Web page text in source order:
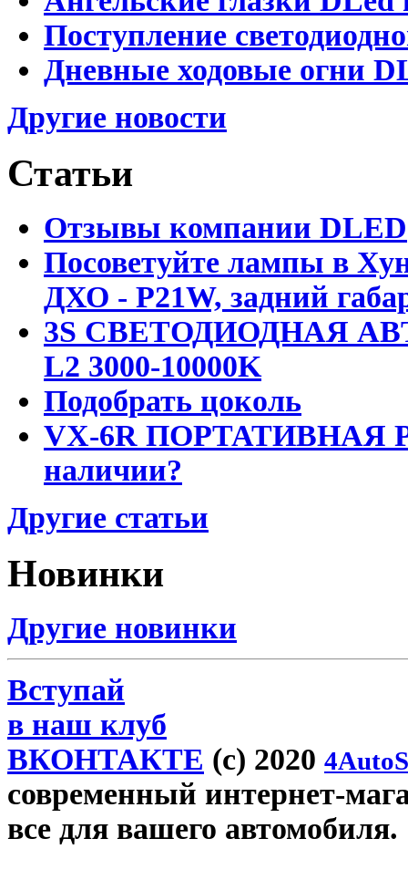
Поступление
Дневные ходовые огни
Другие новости
Статьи
Отзывы компании DLED
Посоветуйте лампы в
ДХО - P21W, задний
3S СВЕТОДИОДНАЯ
L2 3000-10000K
Подобрать цоколь
VX-6R ПОРТАТИВНАЯ
наличии?
Другие статьи
Новинки
Другие новинки
Вступай
в наш клуб
ВКОНТАКТЕ (c) 2020
современный интернет-
все для вашего автомобиля.